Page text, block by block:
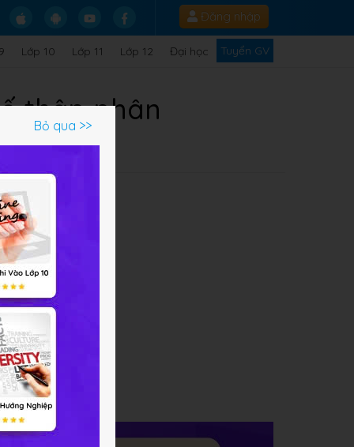
Đăng nhập
Lớp 10 Lớp 11 Lớp 12 Đại học Tuyển GV
thập phân
Bỏ qua >>